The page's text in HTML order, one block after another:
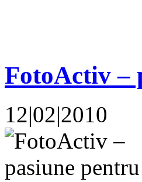
FotoActiv –
12|02|2010